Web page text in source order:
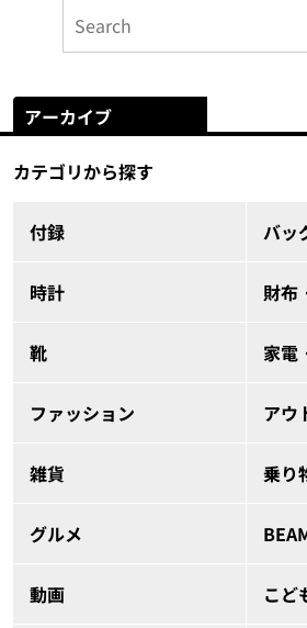
アーカイブ
カテゴリから探す
付録 バッ
時計 財布
靴 家電
ファッション アウ
雑貨 乗り
グルメ
動画 こど